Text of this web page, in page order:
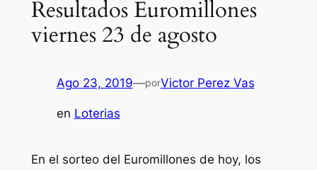
Resultados Euromillones
viernes 23 de agosto
Ago 23, 2019—porVictor Perez Vas
en Loterias
En el sorteo del Euromillones de hoy, los